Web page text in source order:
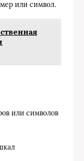
или символ.
или символов